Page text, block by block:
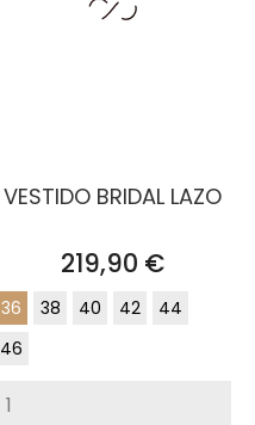
VESTIDO BRIDAL LAZO
Precio
219,90 €
36 38 40 42
44
46